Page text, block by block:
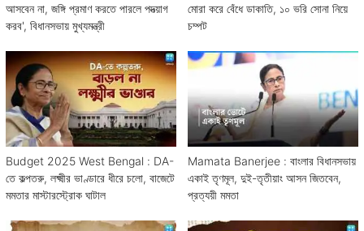
আসবেন না, জঙ্গি প্রমাণ করতে পারলে পদত্য়াগ
করব', বিধানসভায় মুখ্যমন্ত্রী
মোরা করে বেঁধে ডাকাতি, ১০ ভরি সোনা নিয়ে
চম্পট
Budget 2025 West Bengal : DA-
তে কল্পতরু, লক্ষ্মীর ভাণ্ডারে ধীরে চলো, বাজেটে
মমতার মাস্টারস্ট্রোক ঘাটাল
Mamata Banerjee : বাংলার বিধানসভায়
একাই তৃণমূল, দুই-তৃতীয়াং আসন জিতবেন,
প্রত্যয়ী মমতা